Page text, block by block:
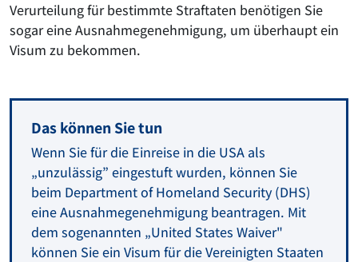
Verurteilung für bestimmte Straftaten benötigen Sie
sogar eine Ausnahmegenehmigung, um überhaupt ein
Visum zu bekommen.
Das können Sie tun
Wenn Sie für die Einreise in die USA als
„unzulässig” eingestuft wurden, können Sie
beim Department of Homeland Security (DHS)
eine Ausnahmegenehmigung beantragen. Mit
dem sogenannten „United States Waiver"
können Sie ein Visum für die Vereinigten Staaten